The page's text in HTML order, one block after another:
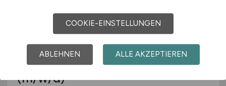
Leitung der Abteilung Klima
(m/w/d)
COOKIE-EINSTELLUNGEN
ABLEHNEN ALLE AKZEPTIEREN